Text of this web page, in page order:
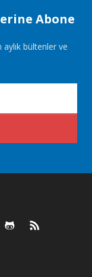
Abone
bültenler ve